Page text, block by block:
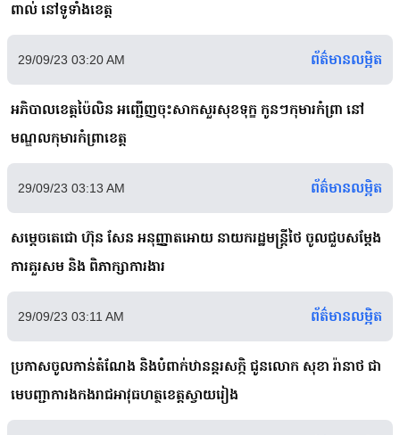
ពាល់ នៅទូទាំងខេត្ត
29/09/23 03:20 AM ព័ត៌មានលម្អិត
អភិបាលខេត្តប៉ៃលិន អញ្ជើញចុះសាកសួរសុខទុក្ខ កូនៗកុមារកំព្រា នៅ
មណ្ឌលកុមារកំព្រាខេត្ត
29/09/23 03:13 AM ព័ត៌មានលម្អិត
សម្ដេចតេជោ ហ៊ុន សែន អនុញ្ញាតអោយ នាយករដ្ឋមន្ត្រីថៃ ចូលជួបសម្ដែង
ការគួរសម និង ពិភាក្សាការងារ
29/09/23 03:11 AM ព័ត៌មានលម្អិត
ប្រកាសចូលកាន់តំណែង និងបំពាក់ឋានន្តរសក្កិ ជូនលោក សុខា រ៉ានាថ ជា
មេបញ្ជាការងកងរាជអាវុធហត្ថខេត្តស្វាយរៀង